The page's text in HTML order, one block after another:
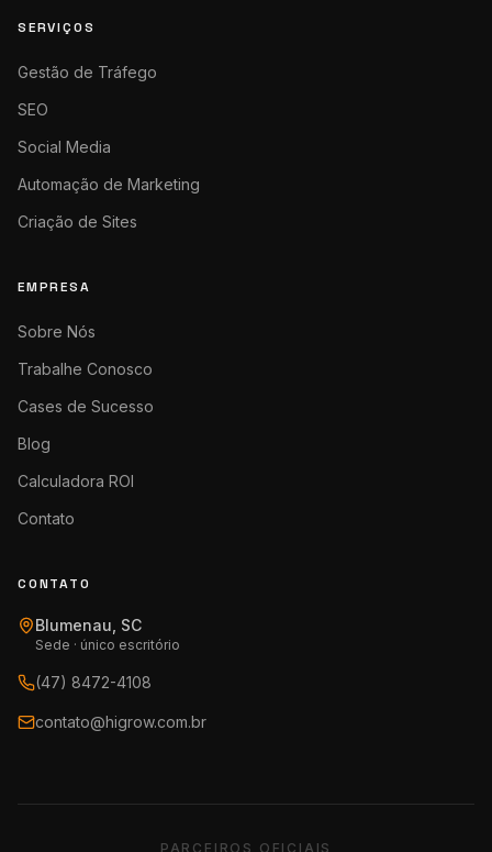
SERVIÇOS
Gestão de Tráfego
SEO
Social Media
Automação de Marketing
Criação de Sites
EMPRESA
Sobre Nós
Trabalhe Conosco
Cases de Sucesso
Blog
Calculadora ROI
Contato
CONTATO
Blumenau, SC
Sede · único escritório
(47) 8472-4108
contato@higrow.com.br
PARCEIROS OFICIAIS